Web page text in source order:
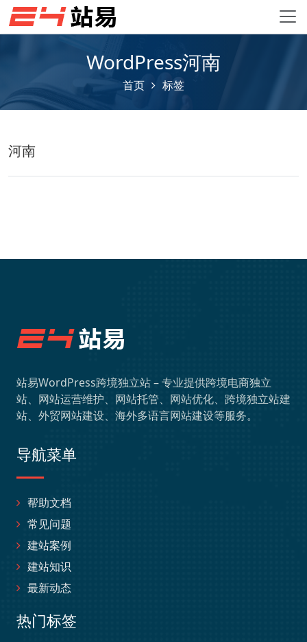
WordPress河南
首页 标签
河南
站易WordPress跨境独立站 – 专业提供跨境电商独立
站、网站运营维护、网站托管、网站优化、跨境独立站建
站、外贸网站建设、海外多语言网站建设等服务。
导航菜单
帮助文档
常见问题
建站案例
建站知识
最新动态
热门标签